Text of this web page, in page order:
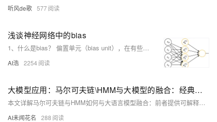
听风de歌 577
浅谈神经网络中的bias
1、什么是bias？ 偏置单元（bias unit），在有些资料里也称为偏置项（bias term）或者截距项（intercept term），它其实就是函数的截距，与线性方程 y=wx+b 中的 b 的意义是一致的。在 y=wx+b中，b表示函数在y轴上的截距，控制着函数偏离原点的距离，其实在神经网络中的偏置单元也是类似的作用。 因此，神经网络的参数也可以表示为：(W, b)，其中W表示参数矩阵，b表示偏置项或截距项。
AI浩 2254
大模型应用：马尔可夫链\HMM与大模型的融合：经典序列算法+语义理解.109
本文详解马尔可夫链与HMM如何与大语言模型融合：前者提供可解释、稳定的序列结构控制（如对话状态流转），后者赋予深度语义理解与高质量内容生成能力，实现“结构稳+语义准”的协同范式，覆盖多轮对话、语音识别等场景。
AI未闻花名 288